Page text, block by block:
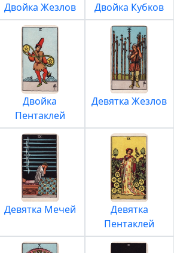
Двойка Жезлов Двойка Кубков
Двойка
Пентаклей
Девятка Жезлов
Девятка Мечей
Девятка
Пентаклей